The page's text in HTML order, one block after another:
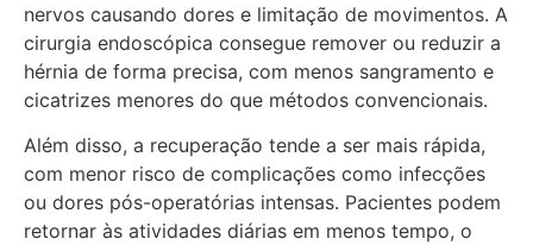
nervos causando dores e limitação de movimentos. A
cirurgia endoscópica consegue remover ou reduzir a
hérnia de forma precisa, com menos sangramento e
cicatrizes menores do que métodos convencionais.
Além disso, a recuperação tende a ser mais rápida,
com menor risco de complicações como infecções
ou dores pós-operatórias intensas. Pacientes podem
retornar às atividades diárias em menos tempo, o